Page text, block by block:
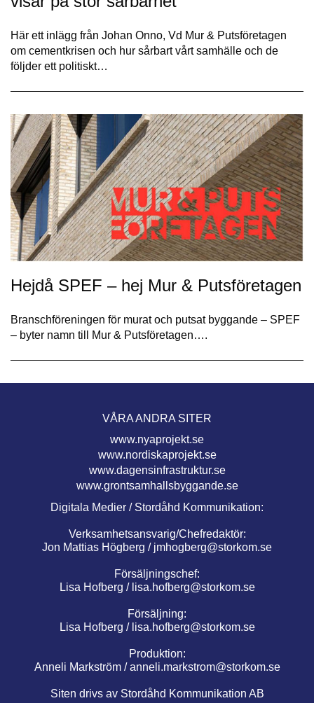
Här ett inlägg från Johan Onno, Vd Mur & Putsföretagen
om cementkrisen och hur sårbart vårt samhälle och de
följder ett politiskt…
Hejdå SPEF – hej Mur & Putsföretagen
Branschföreningen för murat och putsat byggande – SPEF
– byter namn till Mur & Putsföretagen….
VÅRA ANDRA SITER
www.nyaprojekt.se
www.nordiskaprojekt.se
www.dagensinfrastruktur.se
www.grontsamhallsbyggande.se
Digitala Medier / Stordåhd Kommunikation:
Verksamhetsansvarig/Chefredaktör:
Jon Mattias Högberg / jmhogberg@storkom.se
Försäljningschef:
Lisa Hofberg / lisa.hofberg@storkom.se
Försäljning:
Lisa Hofberg / lisa.hofberg@storkom.se
Produktion:
Anneli Markström /anneli.markstrom@storkom.se
Siten drivs av Stordåhd Kommunikation AB